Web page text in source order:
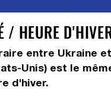
/ HEURE
entre Ukraine et
Unis) est le
d'hiver.